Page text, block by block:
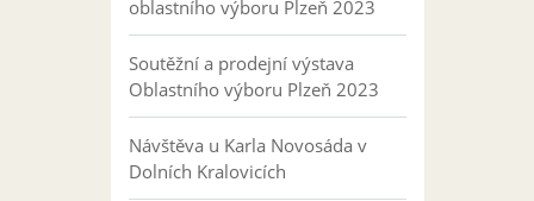
oblastního výboru Plzeň 2023
Soutěžní a prodejní výstava
Oblastního výboru Plzeň 2023
Návštěva u Karla Novosáda v
Dolních Kralovicích